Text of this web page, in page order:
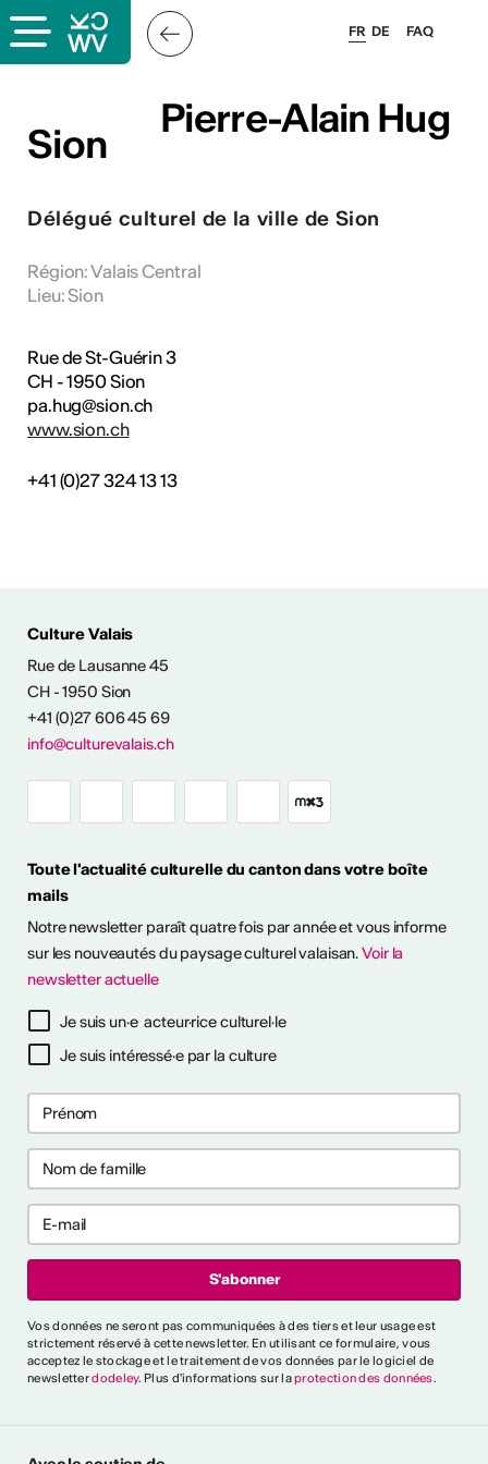
culturels
pros
FAQ
FR DE
Pierre-Alain Hug
Sion
Pierre-Alain Hug
Sion
Délégué culturel de la ville de Sion
Région:Valais Central
Lieu: Sion
Rue de St-Guérin 3
CH - 1950 Sion
pa.hug@sion.ch
www.sion.ch
+41 (0)27 324 13 13
Culture Valais
Rue de Lausanne 45
CH - 1950 Sion
+41 (0)27 606 45 69
info@culturevalais.ch
Toute l'actualité culturelle du canton dans votre boîte
mails
Notre newsletter paraît quatre fois par année et vous informe
sur les nouveautés du paysage culturel valaisan.Voir la
newsletter actuelle
Je suis un·e acteur·rice culturel·le
Je suis intéressé·e par la culture
Vos données ne seront pas communiquées à des tiers et leur usage est
strictement réservé à cette newsletter. En utilisant ce formulaire, vous
acceptez le stockage et le traitement de vos données par le logiciel de
newsletterdodeley. Plus d'informations sur laprotection des données.